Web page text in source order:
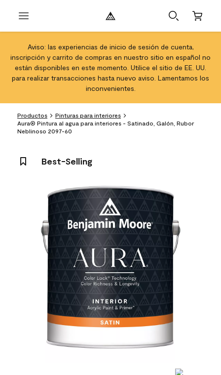
Aviso: las experiencias de inicio de sesión de cuenta,
inscripción y carrito de compras en nuestro sitio en español no
están disponibles en este momento. Utilice el sitio de EE. UU.
para realizar transacciones hasta nuevo aviso. Lamentamos los
inconvenientes.
Productos
Pinturas para interiores
Aura® Pintura al agua para interiores - Satinado, Galón, Rubor
Neblinoso 2097-60
Best-Selling